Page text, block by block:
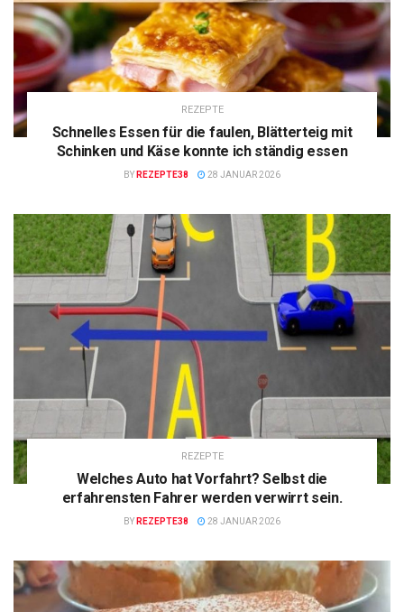
REZEPTE
Schnelles Essen für die faulen, Blätterteig mit
Schinken und Käse konnte ich ständig essen
BY REZEPTE38 28 JANUAR 2026
REZEPTE
Welches Auto hat Vorfahrt? Selbst die
erfahrensten Fahrer werden verwirrt sein.
BY REZEPTE38 28 JANUAR 2026